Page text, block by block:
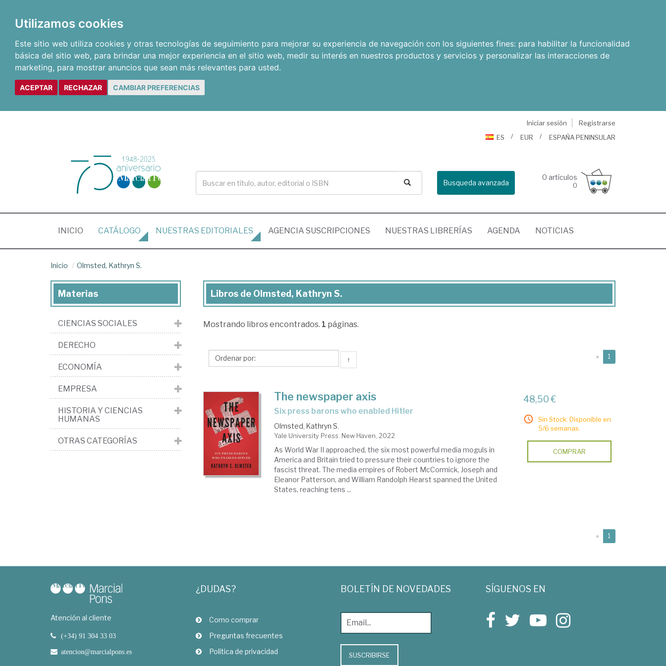
Utilizamos cookies
Este sitio web utiliza cookies y otras tecnologías de seguimiento para mejorar su experiencia de navegación con los siguientes fines: para habilitar la funcionalidad
básica del sitio web, para brindar una mejor experiencia en el sitio web, medir su interés en nuestros productos y servicios y personalizar las interacciones de
marketing, para mostrar anuncios que sean más relevantes para usted.
ACEPTAR RECHAZAR CAMBIAR PREFERENCIAS
Iniciar sesión
Registrarse
ES
EUR ESPAÑA PENINSULAR
Busqueda avanzada
0 artículos
0
INICIO (CURRENT)
CATÁLOGO NUESTRAS EDITORIALES AGENCIA SUSCRIPCIONES NUESTRAS LIBRERÍAS AGENDA NOTICIAS
Inicio Olmsted, Kathryn S.
Libros
Olmsted,
Libros de Olmsted, Kathryn S.
Mostrando libros encontrados. 1 páginas.
↑ « 1
The newspaper axis
six press barons who enabled Hitler
Olmsted, Kathryn S.
Yale University Press. New Haven, 2022
As World War II approached, the six most powerful media moguls in
America and Britain tried to pressure their countries to ignore the
fascist threat. The media empires of Robert McCormick, Joseph and
Eleanor Patterson, and William Randolph Hearst spanned the United
States, reaching tens ...
48,50 €
Sin Stock. Disponible en
5/6 semanas.
COMPRAR
« 1
Materias
CIENCIAS SOCIALES
DERECHO
ECONOMÍA
EMPRESA
HISTORIA Y CIENCIAS
HUMANAS
OTRAS CATEGORÍAS
Atención al cliente
(+34) 91 304 33 03
atencion@marcialpons.es
¿DUDAS?
Como comprar
Preguntas frecuentes
Política de privacidad
BOLETÍN DE NOVEDADES
SUSCRIBIRSE
SÍGUENOS EN